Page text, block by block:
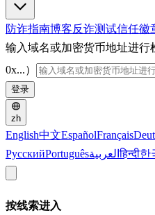
防诈指南博客反诈测试信任徽
输入域名或加密货币地址进行
0x...）
登录
zh
English中文EspañolFrançais
РусскийPortuguêsالعربيةहिन्दी한
按线索进入